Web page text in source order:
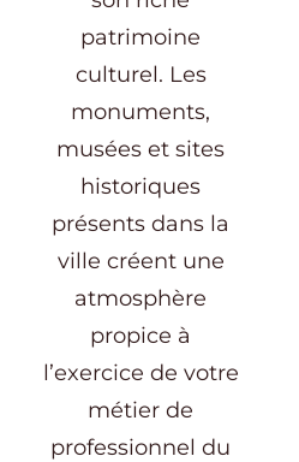
patrimoine
culturel. Les
monuments,
musées et sites
historiques
présents dans la
ville créent une
atmosphère
propice à
l’exercice de votre
métier de
professionnel du